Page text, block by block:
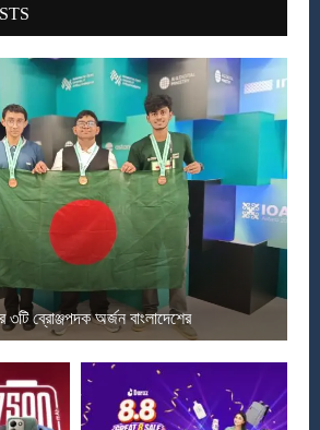
ব্রোঞ্জপদক অর্জন বাংলাদেশের